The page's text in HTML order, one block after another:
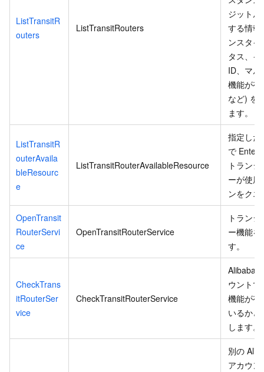
ListTransitR
outers
ListTransitRouters
ジットル
する情報
ンスタ
タス、
ID、マル
機能が有
など) を
ます。
ListTransitR
outerAvaila
bleResourc
e
ListTransitRouterAvailableResource
指定した
で
トラン
ーが使用
ンをク
OpenTransit
RouterServi
ce
OpenTransitRouterService
トラン
ー機能を
す。
CheckTrans
itRouterSer
vice
CheckTransitRouterService
Alibaba
ウントで
機能が有
いるかど
します。
別の
アカウン